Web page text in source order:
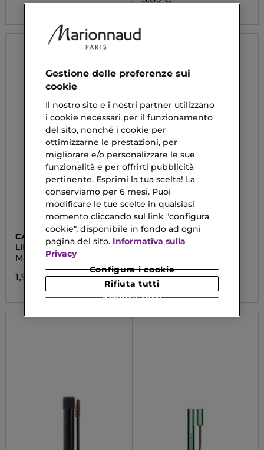
CATRICE
LIFT UP
Mascara Waterproof
1,99 €
APIVITA
WINE ELIXIR
17,90 €
Gestione delle preferenze sui
cookie
Il nostro sito e i nostri partner utilizzano
i cookie necessari per il funzionamento
del sito, nonché i cookie per
ottimizzarne le prestazioni, per
migliorare e/o personalizzare le sue
funzionalità e per offrirti pubblicità
pertinente. Esprimi la tua scelta! La
conserviamo per 6 mesi. Puoi
modificare le tue scelte in qualsiasi
momento cliccando sul link "configura
cookie", disponibile in fondo ad ogni
pagina del sito. Informativa sulla
Privacy
Configura i cookie
Rifiuta tutti
Accetta tutti